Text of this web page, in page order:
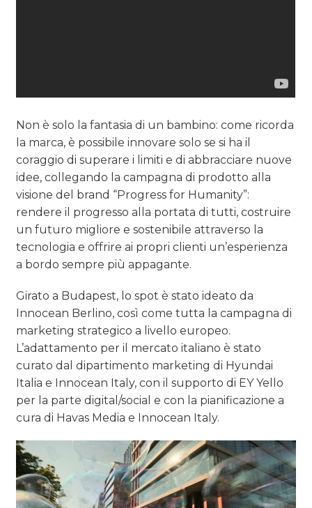
Non è solo la fantasia di un bambino: come ricorda
la marca, è possibile innovare solo se si ha il
coraggio di superare i limiti e di abbracciare nuove
idee, collegando la campagna di prodotto alla
visione del brand “Progress for Humanity”:
rendere il progresso alla portata di tutti, costruire
un futuro migliore e sostenibile attraverso la
tecnologia e offrire ai propri clienti un’esperienza
a bordo sempre più appagante.
Girato a Budapest, lo spot è stato ideato da
Innocean Berlino, così come tutta la campagna di
marketing strategico a livello europeo.
L’adattamento per il mercato italiano è stato
curato dal dipartimento marketing di Hyundai
Italia e Innocean Italy, con il supporto di EY Yello
per la parte digital/social e con la pianificazione a
cura di Havas Media e Innocean Italy.